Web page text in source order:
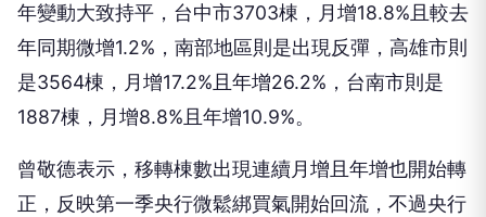
年變動大致持平，台中市3703棟，月增18.8%且較去
年同期微增1.2%，南部地區則是出現反彈，高雄市則
是3564棟，月增17.2%且年增26.2%，台南市則是
1887棟，月增8.8%且年增10.9%。
曾敬德表示，移轉棟數出現連續月增且年增也開始轉
正，反映第一季央行微鬆綁買氣開始回流，不過央行